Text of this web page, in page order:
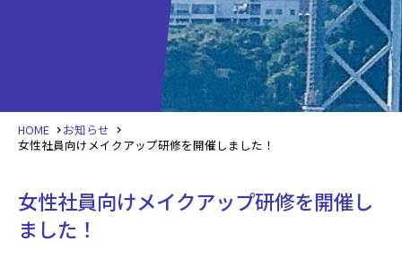
HOME
お知らせ
女性社員向けメイクアップ研修を開催しました！
女性社員向けメイクアップ研修を開催し
ました！